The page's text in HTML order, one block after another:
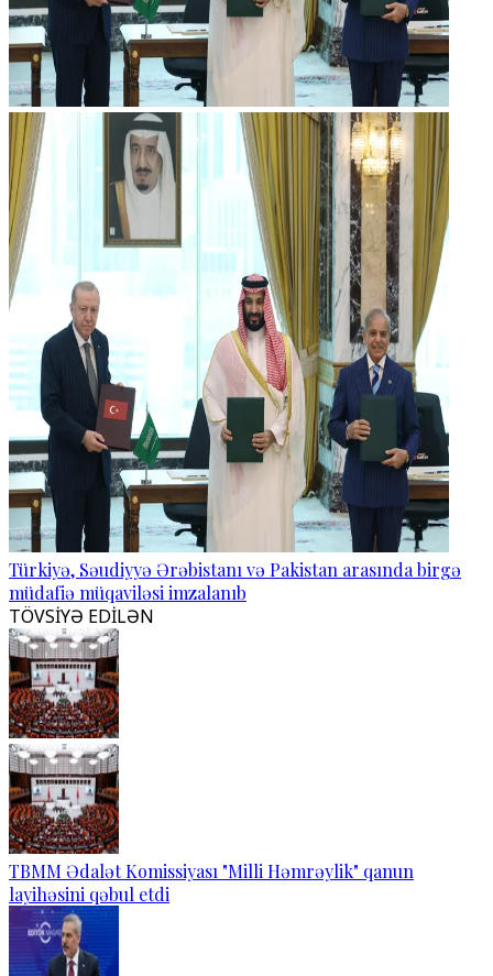
Türkiyə, Səudiyyə Ərəbistanı və Pakistan arasında birgə
müdafiə müqaviləsi imzalanıb
TÖVSİYƏ EDİLƏN
TBMM Ədalət Komissiyası "Milli Həmrəylik" qanun
layihəsini qəbul etdi